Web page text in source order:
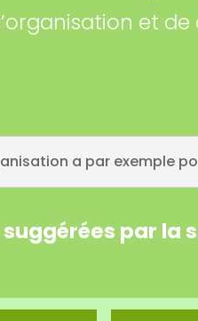
et
a par exemple
par la